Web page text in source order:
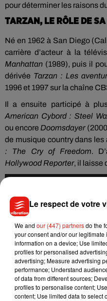
pour déterminer les raisons
TARZAN, LE RÔLE DE
Né en 1962 à San Diego
carrière d’acteur à la
Manhattan (1989), puis il
dérivée Tarzan : Les
1996 et 1997 sur la chaîne
Il a ensuite participé à
American Cybord : Steel
ou encore Doomsdayer
de musique country dans
: The Cry of Freedom.
Hollywood Reporter, il laisse
Le respect de votre
We and our (447) partnersdo the
your consent and/or our
information on a device; Use
profiles for personalised
advertising; Measure advertising
performance; Understand
of data from different sources;
profiles to personalise content;
content; Use limited data to select